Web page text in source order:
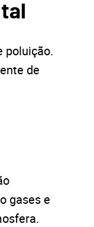
poluição.
de
gases e